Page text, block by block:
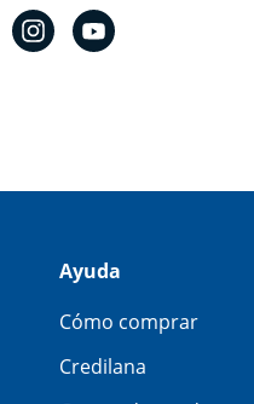
Ayuda
Cómo comprar
Credilana